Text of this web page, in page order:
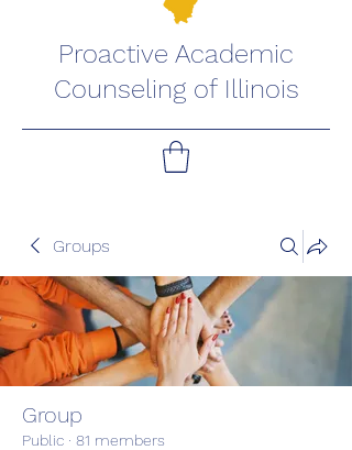
Proactive Academic
Counseling of Illinois
Groups
Group
Public · 81 members